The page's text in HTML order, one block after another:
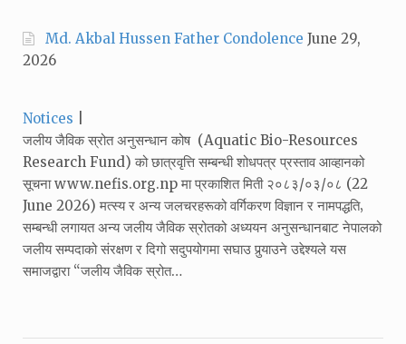
Md. Akbal Hussen Father Condolence June 29,
2026
Categories:
Notices
जलीय जैविक स्रोत अनुसन्धान कोष (Aquatic Bio-Resources
Research Fund) को छात्रवृत्ति सम्बन्धी शोधपत्र प्रस्ताव आव्हानको
सूचना www.nefis.org.np मा प्रकाशित मिती २०८३/०३/०८ (22
June 2026) मत्स्य र अन्य जलचरहरूको वर्गिकरण विज्ञान र नामपद्धति‚
सम्बन्धी लगायत अन्य जलीय जैविक स्रोतको अध्ययन अनुसन्धानबाट नेपालको
जलीय सम्पदाको संरक्षण र दिगो सदुपयोगमा सघाउ पुर्‍याउने उद्देश्यले यस
समाजद्वारा “जलीय जैविक स्रोत…